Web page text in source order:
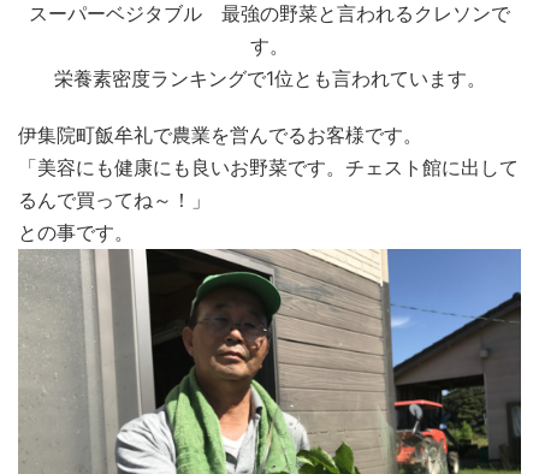
スーパーベジタブル 最強の野菜と言われるクレソンで
す。
栄養素密度ランキングで1位とも言われています。
伊集院町飯牟礼で農業を営んでるお客様です。
「美容にも健康にも良いお野菜です。チェスト館に出して
るんで買ってね～！」
との事です。